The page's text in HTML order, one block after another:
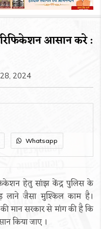
आसान करे :
2024
Whatsapp
हेतु सांझ केंद्र पुलिस के
जैसा मुश्किल काम है।
मान सरकार से मांग की है कि
किया जाए ।